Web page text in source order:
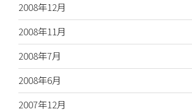
2008年12月
2008年11月
2008年7月
2008年6月
2007年12月